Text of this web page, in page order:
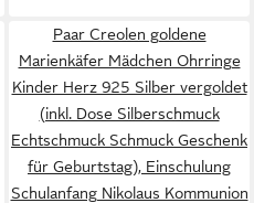
Paar Creolen goldene
Marienkäfer Mädchen Ohrringe
Kinder Herz 925 Silber vergoldet
(inkl. Dose Silberschmuck
Echtschmuck Schmuck Geschenk
für Geburtstag), Einschulung
Schulanfang Nikolaus Kommunion